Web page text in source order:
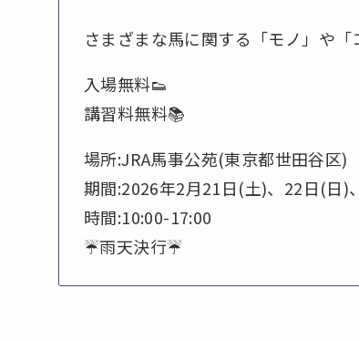
さまざまな馬に関する「モノ」や
入場無料👟
講習料無料📚
場所:JRA馬事公苑(東京都世田谷区)
期間:2026年2月21日(土)、22日(日)
時間:10:00-17:00
☔️雨天決行☔️